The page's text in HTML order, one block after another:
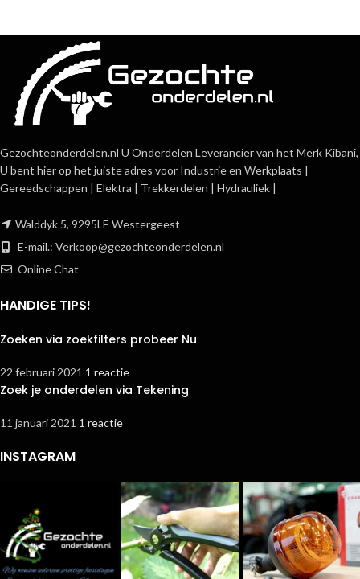
Gezochteonderdelen.nl U Onderdelen Leverancier van het Merk Kibani,
U bent hier op het juiste adres voor Industrie en Werkplaats |
Gereedschappen | Elektra | Trekkerdelen | Hydrauliek |
Walddyk 5, 9295LE Westergeest
E-mail.: Verkoop@gezochteonderdelen.nl
Online Chat
HANDIGE TIPS!
Zoeken via zoekfilters probeer Nu
22 februari 2021 1 reactie
Zoek je onderdelen via Tekening
11 januari 2021 1 reactie
INSTAGRAM